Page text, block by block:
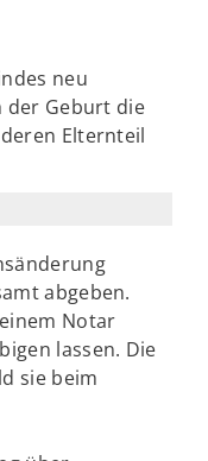
neu
der Geburt die
Elternteil
abgeben.
Notar
lassen. Die
sie beim